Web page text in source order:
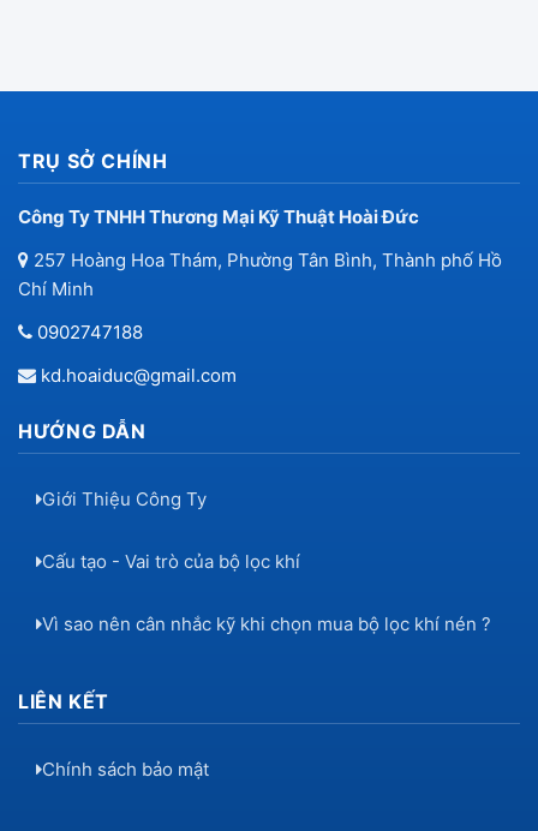
TRỤ SỞ CHÍNH
Công Ty TNHH Thương Mại Kỹ Thuật Hoài Đức
257 Hoàng Hoa Thám, Phường Tân Bình, Thành phố Hồ
Chí Minh
0902747188
kd.hoaiduc@gmail.com
HƯỚNG DẪN
Giới Thiệu Công Ty
Cấu tạo - Vai trò của bộ lọc khí
Vì sao nên cân nhắc kỹ khi chọn mua bộ lọc khí nén ?
LIÊN KẾT
Chính sách bảo mật